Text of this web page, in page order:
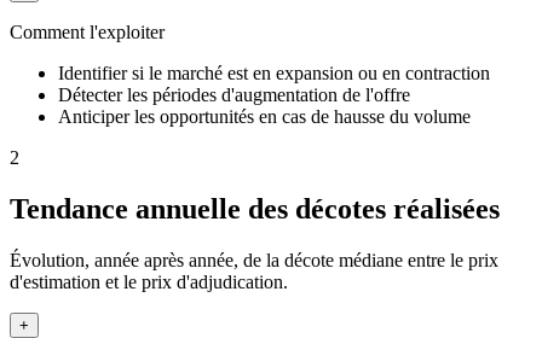
Comment l'exploiter
Identifier si le marché est en expansion ou en contraction
Détecter les périodes d'augmentation de l'offre
Anticiper les opportunités en cas de hausse du volume
2
Tendance annuelle des décotes réalisées
Évolution, année après année, de la décote médiane entre le prix
d'estimation et le prix d'adjudication.
+